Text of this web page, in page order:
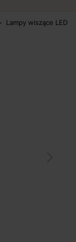
Lampy wiszące LED